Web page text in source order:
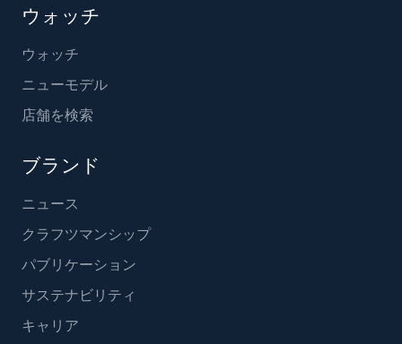
ウォッチ
ウォッチ
ニューモデル
店舗を検索
ブランド
ニュース
クラフツマンシップ
パブリケーション
サステナビリティ
キャリア